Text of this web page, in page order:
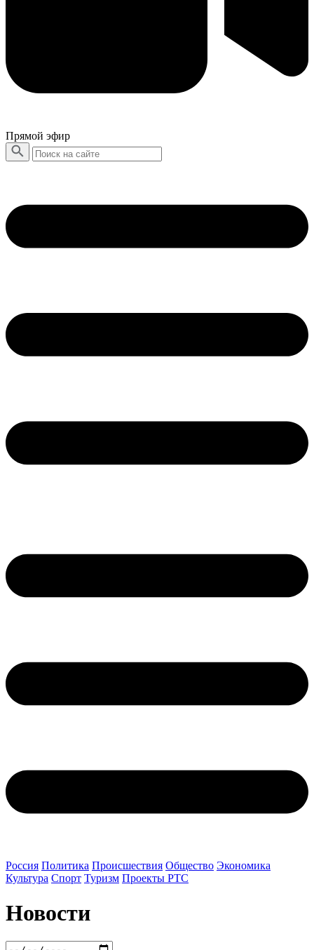
Прямой эфир
Россия Политика Происшествия Общество Экономика
Культура Спорт Туризм Проекты РТС
Новости